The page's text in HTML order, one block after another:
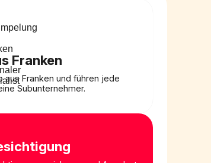
Franken
aus Franken und führen jede
Subunternehmer.